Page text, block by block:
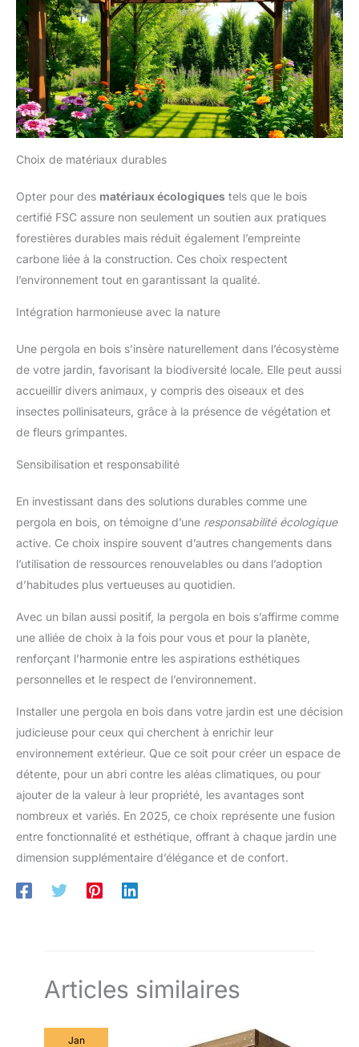
Choix de matériaux durables
Opter pour des matériaux écologiques tels que le bois
certifié FSC assure non seulement un soutien aux pratiques
forestières durables mais réduit également l’empreinte
carbone liée à la construction. Ces choix respectent
l’environnement tout en garantissant la qualité.
Intégration harmonieuse avec la nature
Une pergola en bois s’insère naturellement dans l’écosystème
de votre jardin, favorisant la biodiversité locale. Elle peut aussi
accueillir divers animaux, y compris des oiseaux et des
insectes pollinisateurs, grâce à la présence de végétation et
de fleurs grimpantes.
Sensibilisation et responsabilité
En investissant dans des solutions durables comme une
pergola en bois, on témoigne d’une responsabilité écologique
active. Ce choix inspire souvent d’autres changements dans
l’utilisation de ressources renouvelables ou dans l’adoption
d’habitudes plus vertueuses au quotidien.
Avec un bilan aussi positif, la pergola en bois s’affirme comme
une alliée de choix à la fois pour vous et pour la planète,
renforçant l’harmonie entre les aspirations esthétiques
personnelles et le respect de l’environnement.
Installer une pergola en bois dans votre jardin est une décision
judicieuse pour ceux qui cherchent à enrichir leur
environnement extérieur. Que ce soit pour créer un espace de
détente, pour un abri contre les aléas climatiques, ou pour
ajouter de la valeur à leur propriété, les avantages sont
nombreux et variés. En 2025, ce choix représente une fusion
entre fonctionnalité et esthétique, offrant à chaque jardin une
dimension supplémentaire d’élégance et de confort.
Articles similaires
Jan